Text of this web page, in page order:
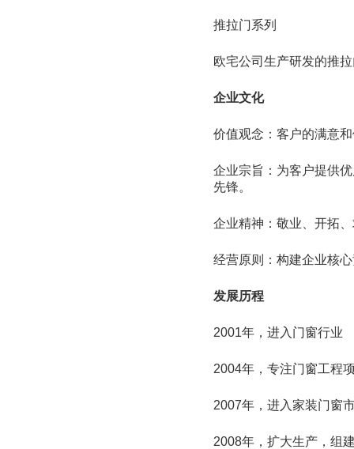
推拉门系列
欧宅公司生产研发的推
企业文化
价值观念：客户的满意
企业宗旨：为客户提供
先锋。
企业精神：敬业、开拓
经营原则：构建企业核
发展历程
2001年，进入门窗行业
2004年，专注门窗工程
2007年，进入家装门窗
2008年，扩大生产，组